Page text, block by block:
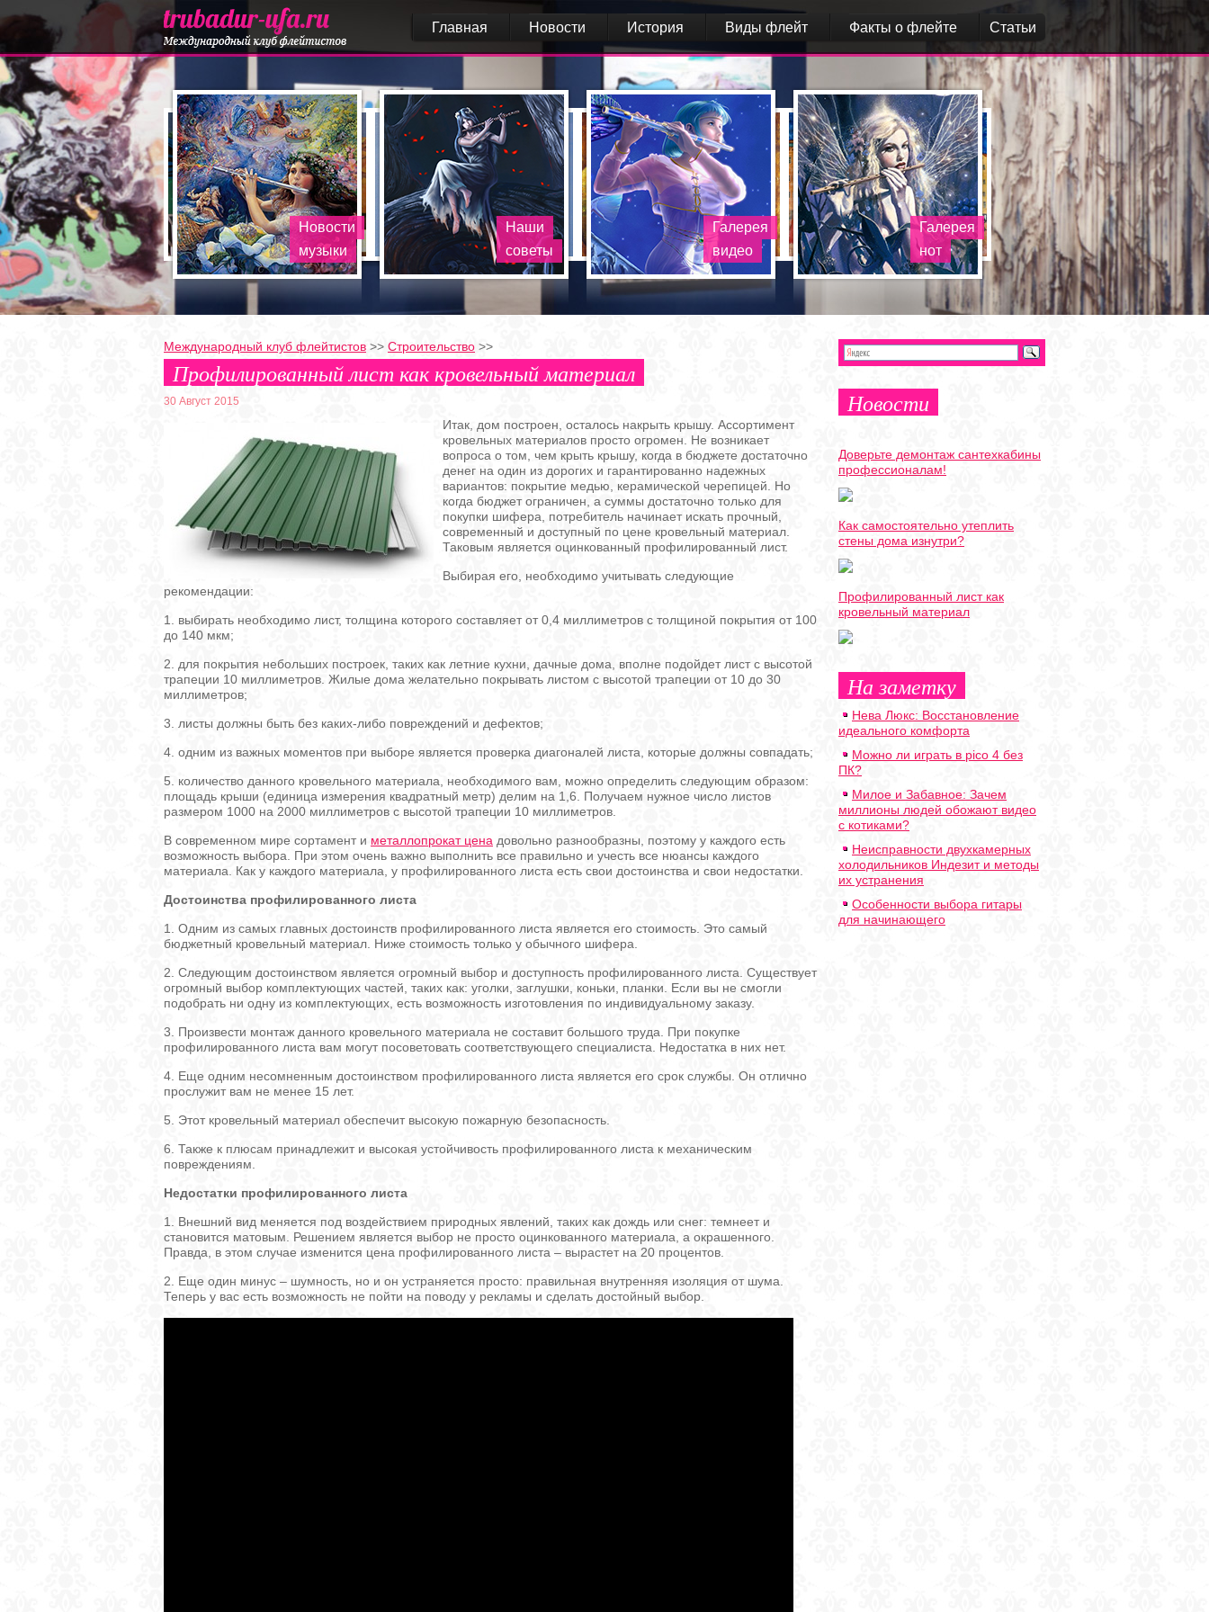
Главная Новости История Виды флейт Факты о флейте Статьи
Новости
музыки
Наши
советы
Галерея
видео
Галерея
нот
Международный клуб флейтистов >> Строительство >>
Профилированный лист как кровельный материал
30 Август 2015
Итак, дом построен, осталось накрыть крышу. Ассортимент
кровельных материалов просто огромен. Не возникает
вопроса о том, чем крыть крышу, когда в бюджете достаточно
денег на один из дорогих и гарантированно надежных
вариантов: покрытие медью, керамической черепицей. Но
когда бюджет ограничен, а суммы достаточно только для
покупки шифера, потребитель начинает искать прочный,
современный и доступный по цене кровельный материал.
Таковым является оцинкованный профилированный лист.
Выбирая его, необходимо учитывать следующие
рекомендации:
1. выбирать необходимо лист, толщина которого составляет от 0,4 миллиметров с толщиной покрытия от 100
до 140 мкм;
2. для покрытия небольших построек, таких как летние кухни, дачные дома, вполне подойдет лист с высотой
трапеции 10 миллиметров. Жилые дома желательно покрывать листом с высотой трапеции от 10 до 30
миллиметров;
3. листы должны быть без каких-либо повреждений и дефектов;
4. одним из важных моментов при выборе является проверка диагоналей листа, которые должны совпадать;
5. количество данного кровельного материала, необходимого вам, можно определить следующим образом:
площадь крыши (единица измерения квадратный метр) делим на 1,6. Получаем нужное число листов
размером 1000 на 2000 миллиметров с высотой трапеции 10 миллиметров.
В современном мире сортамент и металлопрокат цена довольно разнообразны, поэтому у каждого есть
возможность выбора. При этом очень важно выполнить все правильно и учесть все нюансы каждого
материала. Как у каждого материала, у профилированного листа есть свои достоинства и свои недостатки.
Достоинства профилированного листа
1. Одним из самых главных достоинств профилированного листа является его стоимость. Это самый
бюджетный кровельный материал. Ниже стоимость только у обычного шифера.
2. Следующим достоинством является огромный выбор и доступность профилированного листа. Существует
огромный выбор комплектующих частей, таких как: уголки, заглушки, коньки, планки. Если вы не смогли
подобрать ни одну из комплектующих, есть возможность изготовления по индивидуальному заказу.
3. Произвести монтаж данного кровельного материала не составит большого труда. При покупке
профилированного листа вам могут посоветовать соответствующего специалиста. Недостатка в них нет.
4. Еще одним несомненным достоинством профилированного листа является его срок службы. Он отлично
прослужит вам не менее 15 лет.
5. Этот кровельный материал обеспечит высокую пожарную безопасность.
6. Также к плюсам принадлежит и высокая устойчивость профилированного листа к механическим
повреждениям.
Недостатки профилированного листа
1. Внешний вид меняется под воздействием природных явлений, таких как дождь или снег: темнеет и
становится матовым. Решением является выбор не просто оцинкованного материала, а окрашенного.
Правда, в этом случае изменится цена профилированного листа – вырастет на 20 процентов.
2. Еще один минус – шумность, но и он устраняется просто: правильная внутренняя изоляция от шума.
Теперь у вас есть возможность не пойти на поводу у рекламы и сделать достойный выбор.
Новости
Доверьте демонтаж сантехкабины
профессионалам!
Как самостоятельно утеплить
стены дома изнутри?
Профилированный лист как
кровельный материал
На заметку
Нева Люкс: Восстановление
идеального комфорта
Можно ли играть в pico 4 без
ПК?
Милое и Забавное: Зачем
миллионы людей обожают видео
с котиками?
Неисправности двухкамерных
холодильников Индезит и методы
их устранения
Особенности выбора гитары
для начинающего